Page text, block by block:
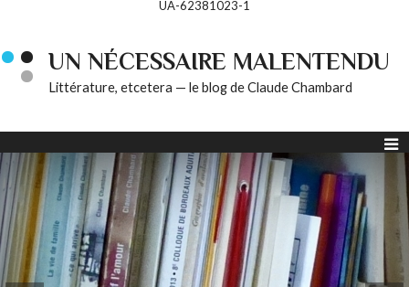
UA-62381023-1
UN NÉCESSAIRE MALENTENDU
Littérature, etcetera — le blog de Claude Chambard